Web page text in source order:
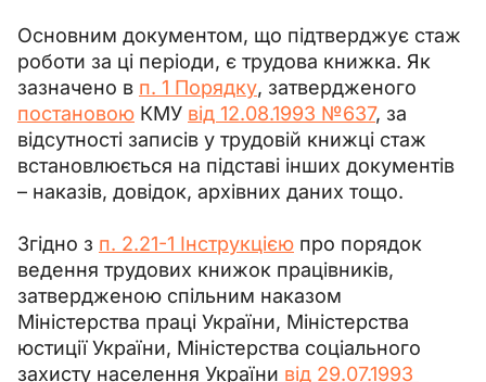
Основним документом, що підтверджує стаж
роботи за ці періоди, є трудова книжка. Як
зазначено в п. 1 Порядку, затвердженого
постановою КМУ від 12.08.1993 №637, за
відсутності записів у трудовій книжці стаж
встановлюється на підставі інших документів
– наказів, довідок, архівних даних тощо.
Згідно з п. 2.21-1 Інструкцією про порядок
ведення трудових книжок працівників,
затвердженою спільним наказом
Міністерства праці України, Міністерства
юстиції України, Міністерства соціального
захисту населення України від 29.07.1993